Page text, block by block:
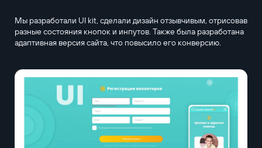
Мы разработали UI kit, сделали дизайн отзывчивым, отрисовав
разные состояния кнопок и инпутов. Также была разработана
адаптивная версия сайта, что повысило его конверсию.